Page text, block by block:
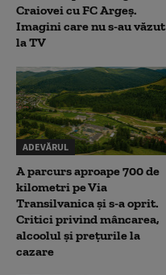
Craiovei cu FC Argeș.
Imagini care nu s-au văzut
la TV
ADEVĂRUL
A parcurs aproape 700 de
kilometri pe Via
Transilvanica și s-a oprit.
Critici privind mâncarea,
alcoolul și prețurile la
cazare